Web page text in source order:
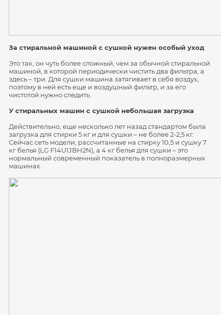
За стиральной машиной с сушкой нужен особый уход
Это так, он чуть более сложный, чем за обычной стиральной
машиной, в которой периодически чистить два фильтра, а
здесь – три. Для сушки машина затягивает в себя воздух,
поэтому в ней есть еще и воздушный фильтр, и за его
чистотой нужно следить.
У стиральных машин с сушкой небольшая загрузка
Действительно, еще несколько лет назад стандартом была
загрузка для стирки 5 кг и для сушки – не более 2-2,5 кг.
Сейчас сеть модели, рассчитанные на стирку 10,5 и сушку 7
кг белья (LG F14U1JBH2N), а 4 кг белья для сушки – это
нормальный современный показатель в полноразмерных
машинах.